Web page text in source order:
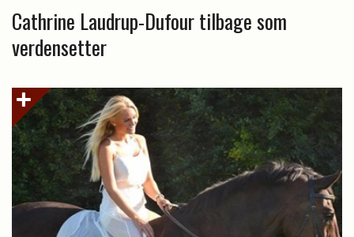
Cathrine Laudrup-Dufour tilbage som
verdensetter